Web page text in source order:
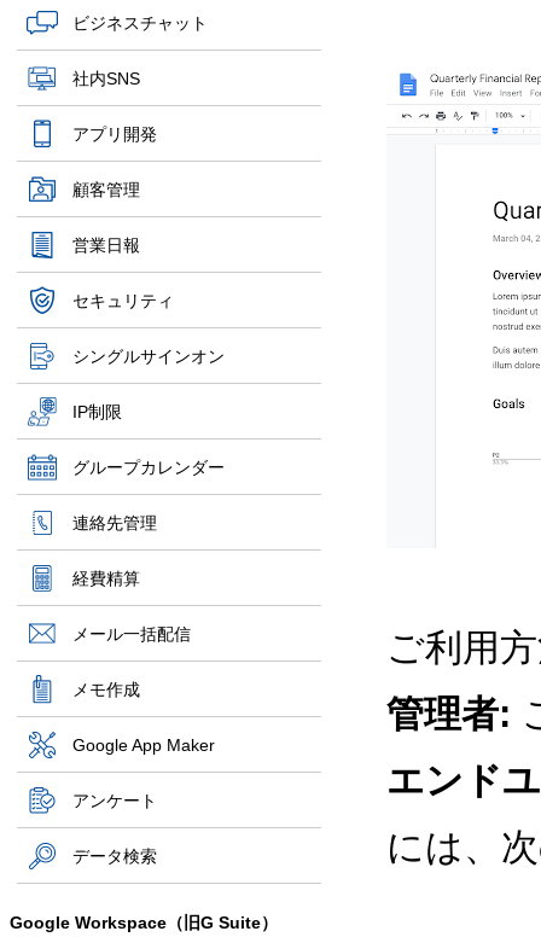
ビジネスチャット
社内SNS
アプリ開発
顧客管理
営業日報
セキュリティ
シングルサインオン
IP制限
グループカレンダー
連絡先管理
経費精算
メール一括配信
メモ作成
Google App Maker
アンケート
データ検索
Google Workspace（旧G Suite）
ご利用
管理者:
エンド
には、